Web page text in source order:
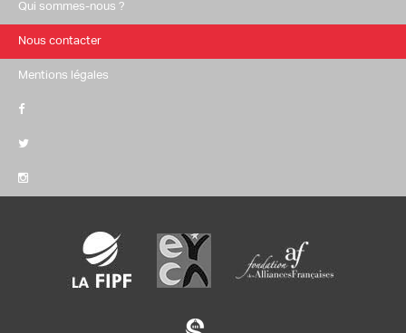
Qui sommes-nous ?
Nous contacter
Mentions légales